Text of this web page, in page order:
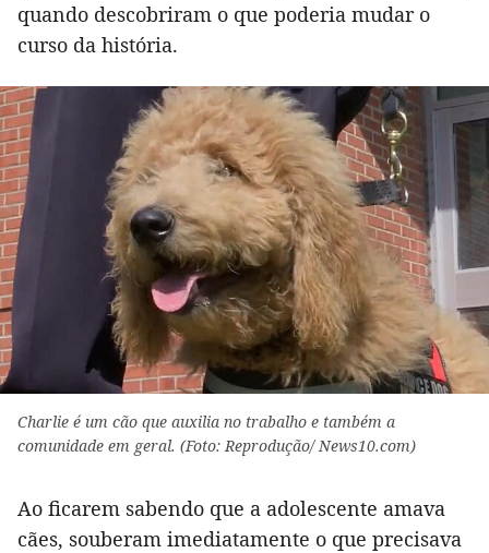
quando descobriram o que poderia mudar o
curso da história.
Charlie é um cão que auxilia no trabalho e também a
comunidade em geral. (Foto: Reprodução/ News10.com)
Ao ficarem sabendo que a adolescente amava
cães, souberam imediatamente o que precisava